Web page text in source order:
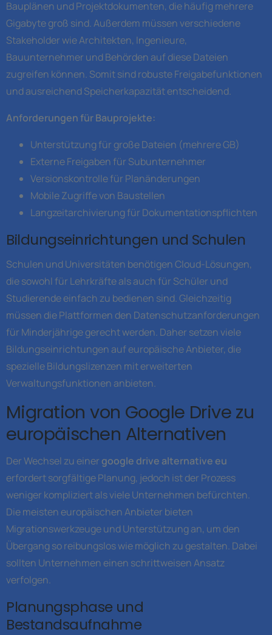
Bauplänen und Projektdokumenten, die häufig mehrere
Gigabyte groß sind. Außerdem müssen verschiedene
Stakeholder wie Architekten, Ingenieure,
Bauunternehmer und Behörden auf diese Dateien
zugreifen können. Somit sind robuste Freigabefunktionen
und ausreichend Speicherkapazität entscheidend.
Anforderungen für Bauprojekte:
Unterstützung für große Dateien (mehrere GB)
Externe Freigaben für Subunternehmer
Versionskontrolle für Planänderungen
Mobile Zugriffe von Baustellen
Langzeitarchivierung für Dokumentationspflichten
Bildungseinrichtungen und Schulen
Schulen und Universitäten benötigen Cloud-Lösungen,
die sowohl für Lehrkräfte als auch für Schüler und
Studierende einfach zu bedienen sind. Gleichzeitig
müssen die Plattformen den Datenschutzanforderungen
für Minderjährige gerecht werden. Daher setzen viele
Bildungseinrichtungen auf europäische Anbieter, die
spezielle Bildungslizenzen mit erweiterten
Verwaltungsfunktionen anbieten.
Migration von Google Drive zu
europäischen Alternativen
Der Wechsel zu einer google drive alternative eu
erfordert sorgfältige Planung, jedoch ist der Prozess
weniger kompliziert als viele Unternehmen befürchten.
Die meisten europäischen Anbieter bieten
Migrationswerkzeuge und Unterstützung an, um den
Übergang so reibungslos wie möglich zu gestalten. Dabei
sollten Unternehmen einen schrittweisen Ansatz
verfolgen.
Planungsphase und
Bestandsaufnahme